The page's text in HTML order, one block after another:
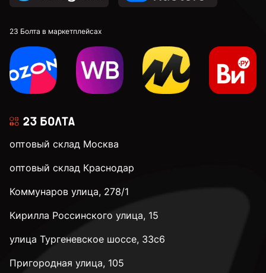
23 Болта в маркетплейсах
оптовый склад Москва
оптовый склад Краснодар
Коммунаров улица, 278/1
Кирилла Россинского улица, 15
улица Тургеневское шоссе, 33с6
Пригородная улица, 105